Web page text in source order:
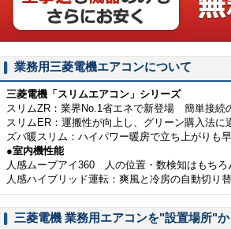
業務用三菱電機エアコンについて
三菱電機「スリムエアコン」シリーズ
スリムZR：業界No.1省エネで新登場 簡単接続
スリムER：運搬性が向上し、グリーン購入法に
ズバ暖スリム：ハイパワー暖房で立ち上がりも
●室内機性能
人感ムーブアイ360 人の位置・数検知はもち
人感ハイブリッド運転：爽風と冷房の自動切り
三菱電機 業務用エアコンを"設置場所"